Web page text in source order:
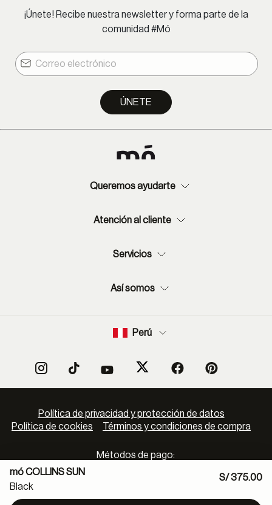
Lima Metropolitana: 1-9 días hábiles.
Provincia: 2-13 días hábiles.
mó COLLINS SUN
Black
S/ 375.00
¡Únete! Recibe nuestra newsletter y forma parte de la
comunidad #Mó
ÚNETE
Queremos ayudarte
Atención al cliente
Servicios
Así somos
Perú
Política de privacidad y protección de datos
Política de cookies
Términos y condiciones de compra
Métodos de pago: